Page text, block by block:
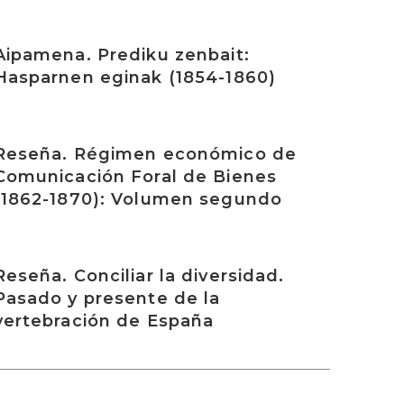
Prediku zenbait:
eginak (1854-1860)
Régimen económico de
Foral de Bienes
1870): Volumen segundo
Conciliar la diversidad.
y presente de la
de España